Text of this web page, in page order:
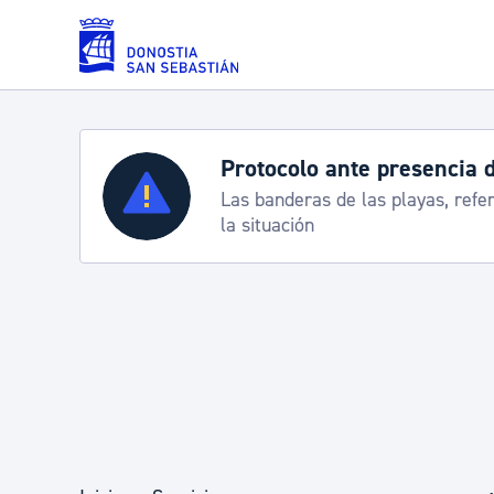
Saltar al contenido principal
Servicios
Padrón y asuntos personales
Protocolo ante presencia
Las banderas de las playas,
la situación